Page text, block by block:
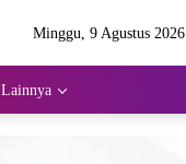
Minggu, 9 Agustus 2026
Lainnya